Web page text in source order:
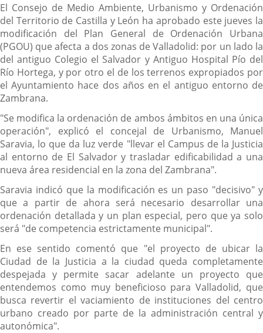
Descripción
El Consejo de Medio Ambiente, Urbanismo y Ordenación
del Territorio de Castilla y León ha aprobado este jueves la
modificación del Plan General de Ordenación Urbana
(PGOU) que afecta a dos zonas de Valladolid: por un lado la
del antiguo Colegio el Salvador y Antiguo Hospital Pío del
Río Hortega, y por otro el de los terrenos expropiados por
el Ayuntamiento hace dos años en el antiguo entorno de
Zambrana.
"Se modifica la ordenación de ambos ámbitos en una única
operación", explicó el concejal de Urbanismo, Manuel
Saravia, lo que da luz verde "llevar el Campus de la Justicia
al entorno de El Salvador y trasladar edificabilidad a una
nueva área residencial en la zona del Zambrana".
Saravia indicó que la modificación es un paso "decisivo" y
que a partir de ahora será necesario desarrollar una
ordenación detallada y un plan especial, pero que ya solo
será "de competencia estrictamente municipal".
En ese sentido comentó que "el proyecto de ubicar la
Ciudad de la Justicia a la ciudad queda completamente
despejada y permite sacar adelante un proyecto que
entendemos como muy beneficioso para Valladolid, que
busca revertir el vaciamiento de instituciones del centro
urbano creado por parte de la administración central y
autonómica".